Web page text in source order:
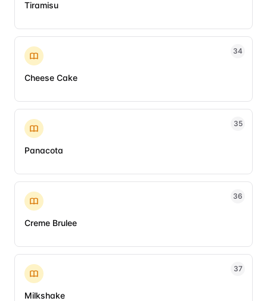
Tiramisu
34
Cheese Cake
35
Panacota
36
Creme Brulee
37
Milkshake